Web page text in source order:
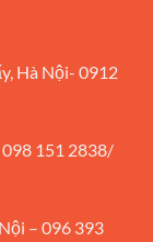
Hà Nội- 0912
098 151 2838/
– 096 393